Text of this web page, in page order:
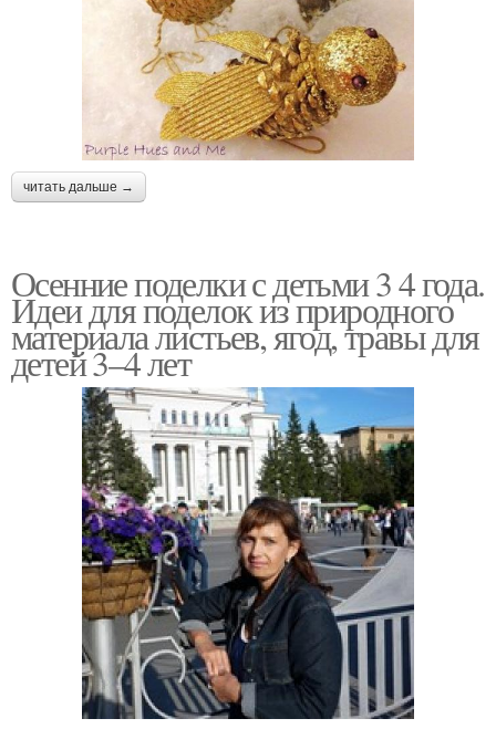
читать дальше →
Осенние поделки с детьми 3 4 года.
Идеи для поделок из природного
материала листьев, ягод, травы для
детей 3–4 лет